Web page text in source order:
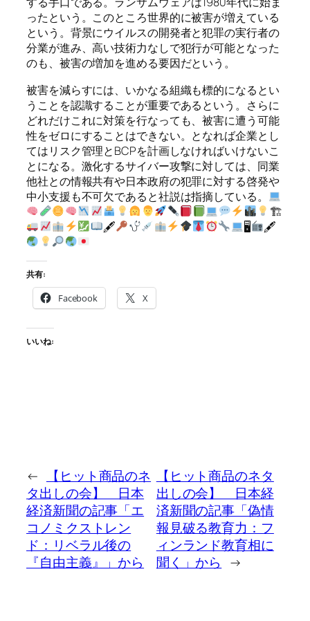
ったという。このところ世界的に被害が増えている
という。背景にウイルスの開発者と犯罪の実行者の
分業が進み、高い技術力なしで犯行が可能となった
のも、被害の増加を進める要因だという。
被害を減らすには、いかなる組織も標的になるとい
うことを認識することが重要であるという。さらに
どれだけこれに対策を行なっても、被害に遭う可能
性をゼロにすることはできない。となれば企業とし
てはリスク管理とBCPを計画しなければいけないこ
とになる。激化するサイバー攻撃に対しては、同業
他社との情報共有や日本政府の犯罪に対する啓発や
中小支援も不可欠であると社説は指摘している。
🏗
🖋
🖥 🖋
共有:
Facebook X
いいね:
←
【ヒット商品のネ
タ出しの会】 日本
経済新聞の記事「エ
コノミクストレン
ド：リベラル後の
『自由主義』」から
【ヒット商品のネタ
出しの会】 日本経
済新聞の記事「偽情
報見破る教育力：フ
ィンランド教育相に
聞く」から
→